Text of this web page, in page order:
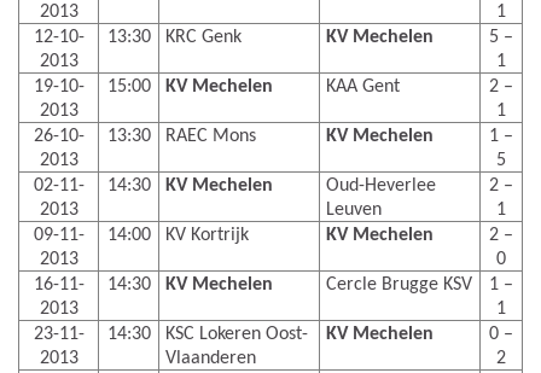
2013
1
12-10-
2013
13:30 KRC Genk KV Mechelen
5 –
1
19-10-
2013
15:00 KV Mechelen KAA Gent
2 –
1
26-10-
2013
13:30 RAEC Mons KV Mechelen
1 –
5
02-11-
2013
14:30 KV Mechelen
Oud-Heverlee
Leuven
2 –
1
09-11-
2013
14:00 KV Kortrijk KV Mechelen
2 –
0
16-11-
2013
14:30 KV Mechelen Cercle Brugge KSV
1 –
1
23-11-
2013
14:30
KSC Lokeren Oost-
Vlaanderen
KV Mechelen
0 –
2